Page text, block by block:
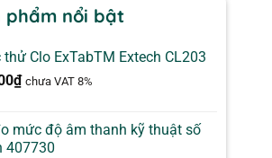
phẩm nổi bật
Clo ExTabTM Extech CL203
₫ chưa VAT 8%
mức độ âm thanh kỹ thuật số
407730